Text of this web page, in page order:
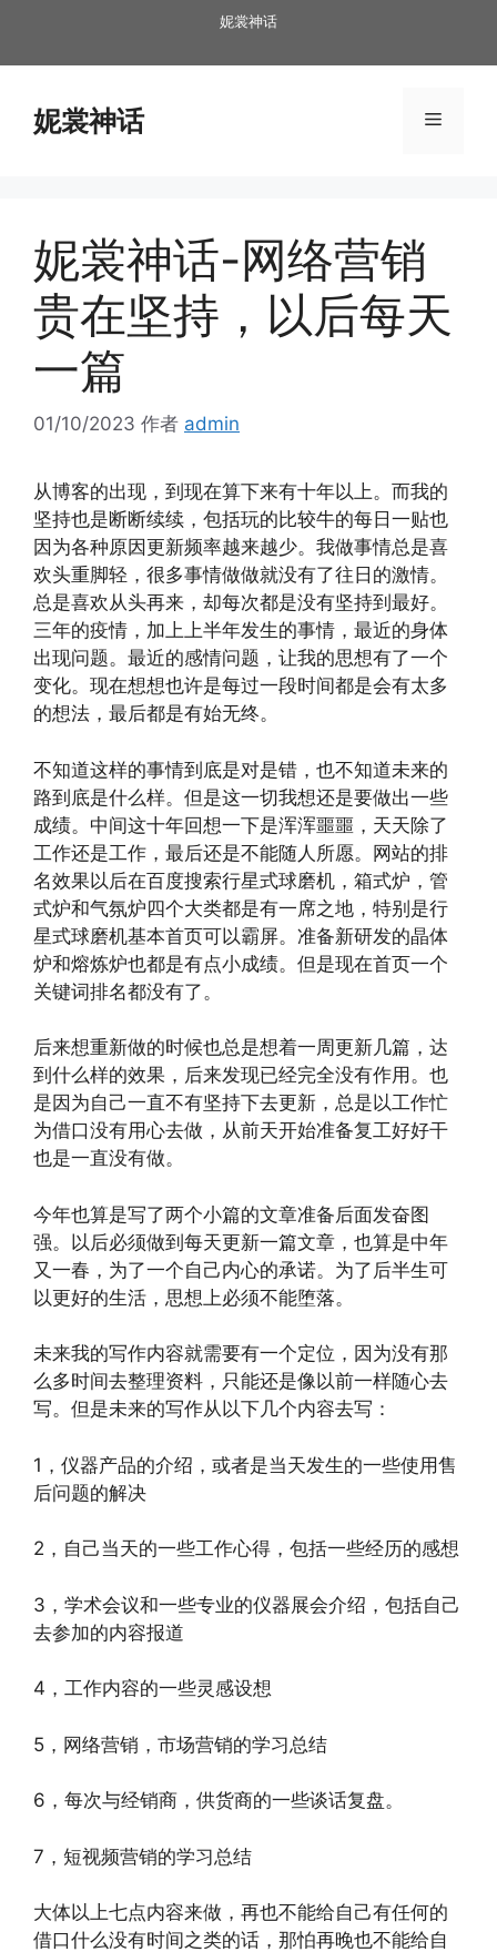
内
妮裳神话
妮裳神话 菜
妮裳神话-网络营销
贵在坚持，以后每天
一篇
01/10/2023 作者 admin
从博客的出现，到现在算下来有十年以上。而我的
坚持也是断断续续，包括玩的比较牛的每日一贴也
因为各种原因更新频率越来越少。我做事情总是喜
欢头重脚轻，很多事情做做就没有了往日的激情。
总是喜欢从头再来，却每次都是没有坚持到最好。
三年的疫情，加上上半年发生的事情，最近的身体
出现问题。最近的感情问题，让我的思想有了一个
变化。现在想想也许是每过一段时间都是会有太多
的想法，最后都是有始无终。
不知道这样的事情到底是对是错，也不知道未来的
路到底是什么样。但是这一切我想还是要做出一些
成绩。中间这十年回想一下是浑浑噩噩，天天除了
工作还是工作，最后还是不能随人所愿。网站的排
名效果以后在百度搜索行星式球磨机，箱式炉，管
式炉和气氛炉四个大类都是有一席之地，特别是行
星式球磨机基本首页可以霸屏。准备新研发的晶体
炉和熔炼炉也都是有点小成绩。但是现在首页一个
关键词排名都没有了。
后来想重新做的时候也总是想着一周更新几篇，达
到什么样的效果，后来发现已经完全没有作用。也
是因为自己一直不有坚持下去更新，总是以工作忙
为借口没有用心去做，从前天开始准备复工好好干
也是一直没有做。
今年也算是写了两个小篇的文章准备后面发奋图
强。以后必须做到每天更新一篇文章，也算是中年
又一春，为了一个自己内心的承诺。为了后半生可
以更好的生活，思想上必须不能堕落。
未来我的写作内容就需要有一个定位，因为没有那
么多时间去整理资料，只能还是像以前一样随心去
写。但是未来的写作从以下几个内容去写：
1，仪器产品的介绍，或者是当天发生的一些使用售
后问题的解决
2，自己当天的一些工作心得，包括一些经历的感想
3，学术会议和一些专业的仪器展会介绍，包括自己
去参加的内容报道
4，工作内容的一些灵感设想
5，网络营销，市场营销的学习总结
6，每次与经销商，供货商的一些谈话复盘。
7，短视频营销的学习总结
大体以上七点内容来做，再也不能给自己有任何的
借口什么没有时间之类的话，那怕再晚也不能给自